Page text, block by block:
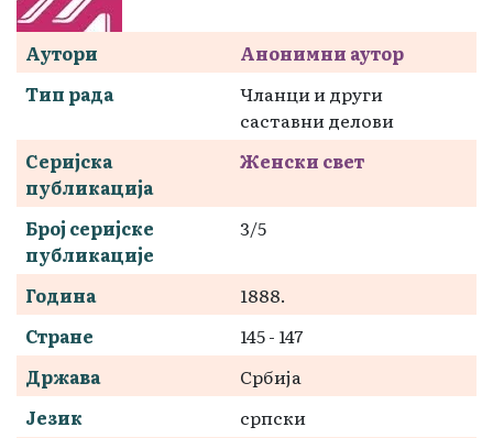
Аутори
Анонимни аутор
Тип рада
Чланци и други
саставни делови
Серијска
публикација
Женски свет
Број серијске
публикације
3/5
Година
1888.
Стране
145 - 147
Држава
Србија
Језик
српски